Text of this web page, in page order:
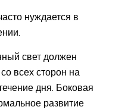
нуждается в
свет должен
всех сторон на
дня. Боковая
развитие